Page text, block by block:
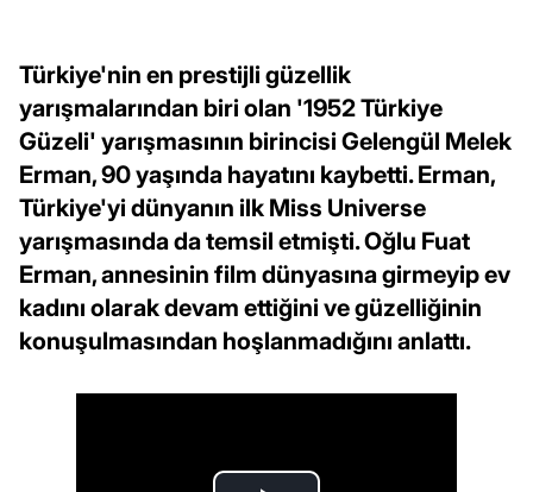
Türkiye'nin en prestijli güzellik
yarışmalarından biri olan '1952 Türkiye
Güzeli' yarışmasının birincisi Gelengül Melek
Erman, 90 yaşında hayatını kaybetti. Erman,
Türkiye'yi dünyanın ilk Miss Universe
yarışmasında da temsil etmişti. Oğlu Fuat
Erman, annesinin film dünyasına girmeyip ev
kadını olarak devam ettiğini ve güzelliğinin
konuşulmasından hoşlanmadığını anlattı.